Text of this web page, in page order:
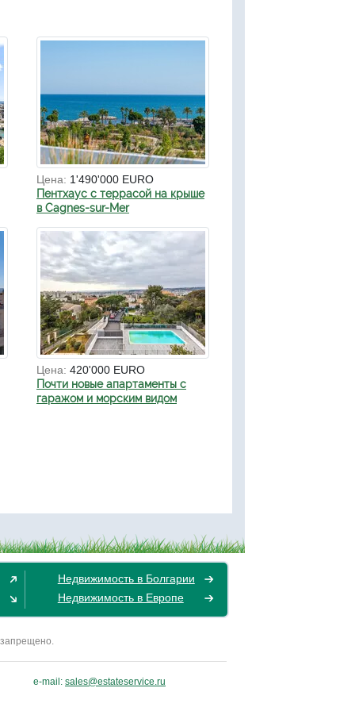
Цена: 1'490'000 EURO
Пентхаус с террасой на крыше
в Cagnes-sur-Mer
Цена: 420'000 EURO
Почти новые апартаменты с
гаражом и морским видом
Недвижимость в Болгарии
Недвижимость в Европе
e-mail: sales@estateservice.ru